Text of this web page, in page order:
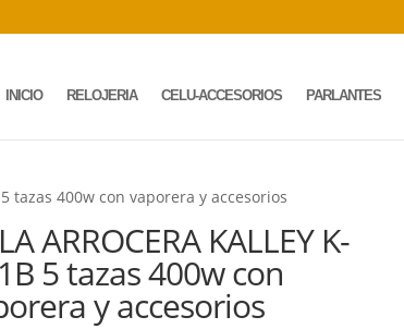
INICIO RELOJERIA CELU-ACCESORIOS PARLANTES
5 tazas 400w con vaporera y accesorios
ARROCERA KALLEY K-
5 tazas 400w con
y accesorios